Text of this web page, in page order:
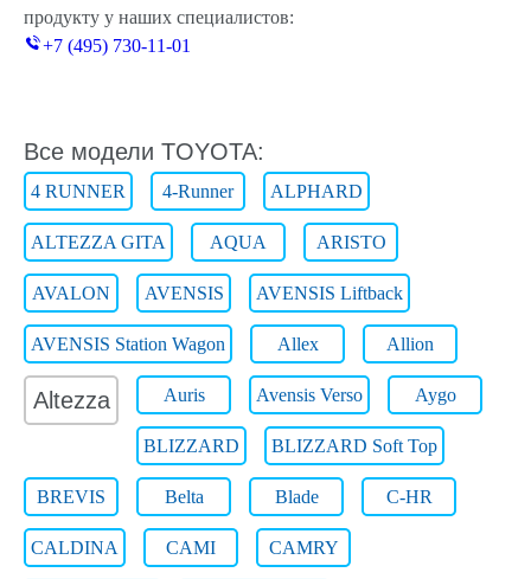
продукту у наших специалистов:
+7 (495) 730-11-01
Все модели TOYOTA:
4 RUNNER 4-Runner ALPHARD
ALTEZZA GITA AQUA ARISTO
AVALON AVENSIS AVENSIS Liftback
AVENSIS Station Wagon Allex Allion
Altezza Auris Avensis Verso Aygo
BLIZZARD BLIZZARD Soft Top
BREVIS Belta Blade C-HR
CALDINA CAMI CAMRY